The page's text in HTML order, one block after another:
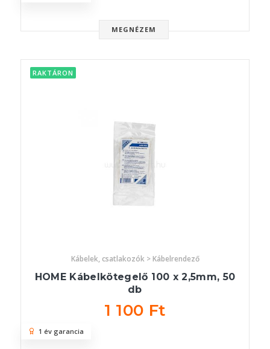
MEGNÉZEM
RAKTÁRON
Kábelek, csatlakozók > Kábelrendező
HOME Kábelkötegelő 100 x 2,5mm, 50
db
1 100 Ft
1 év garancia